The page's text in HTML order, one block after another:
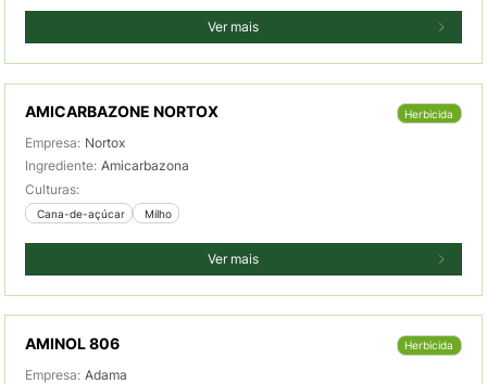
Ver mais
AMICARBAZONE NORTOX Herbicida
Empresa: Nortox
Ingrediente: Amicarbazona
Culturas:
Cana-de-açúcar Milho
Ver mais
AMINOL 806 Herbicida
Empresa: Adama